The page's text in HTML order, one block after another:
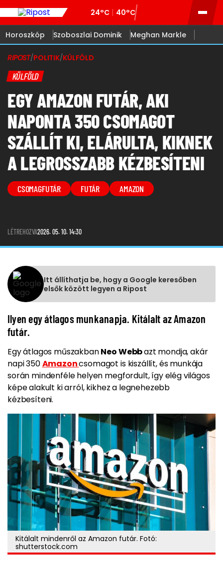
24°C 40°C
Horoszkóp Szoboszlai Dominik Meghan Markle
RIPOST/POLITIK/KÜLFÖLD
KÜLFÖLD
EGY AMAZON FUTÁR, AKI
NAPONTA 350 CSOMAGOT
SZÁLLÍT KI, ELÁRULTA, KIKNEK
A LEGROSSZABB KÉZBESÍTENI
CSOMAGFUTÁR FUTÁR AMAZON
LÉTREHOZVA2026. 05. 10. 14:30
Itt állíthatja be, hogy a Google keresőben
elsők között legyen a Ripost
Ilyen egy átlagos munkanapja. Kitálalt az Amazon
futár.
Egy átlagos műszakbanNeo Webbazt mondja, akár
napi 350Amazoncsomagot is kiszállít, és munkája
során mindenféle helyen megfordult, így elég világos
képe alakult ki arról, kikhez a legnehezebb
kézbesíteni.
Kitálalt mindenről az Amazon futár. Fotó:
shutterstock.com